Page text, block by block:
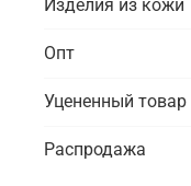
Изделия из кожи
Опт
Уцененный товар
Распродажа